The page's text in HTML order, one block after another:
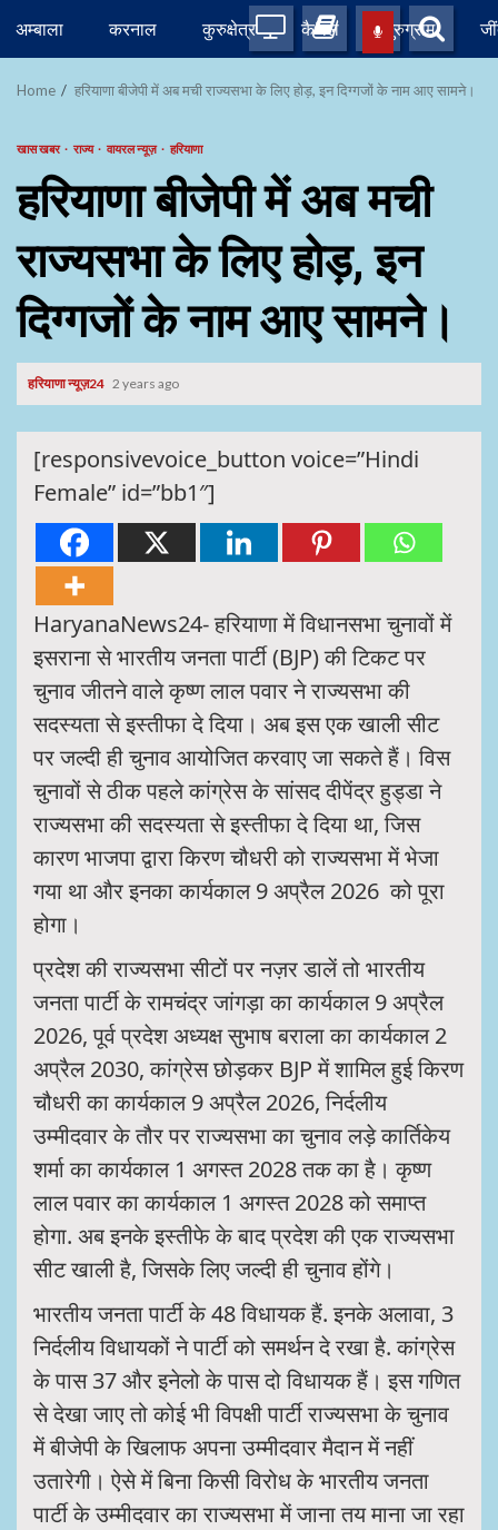
content
अम्बाला करनाल कुरुक्षेत्र कैथल गुरुग्राम
Home हरियाणा बीजेपी में अब मची राज्यसभा के लिए होड़, इन दिग्गजों के नाम आए सामने।
खास खबर राज्य वायरल न्यूज़ हरियाणा
हरियाणा बीजेपी में अब मची
राज्यसभा के लिए होड़, इन
दिग्गजों के नाम आए सामने।
हरियाणा न्यूज़24 2 years ago
[responsivevoice_button voice=”Hindi
Female” id=”bb1″]
HaryanaNews24- हरियाणा में विधानसभा चुनावों में
इसराना से भारतीय जनता पार्टी (BJP) की टिकट पर
चुनाव जीतने वाले कृष्ण लाल पवार ने राज्यसभा की
सदस्यता से इस्तीफा दे दिया। अब इस एक खाली सीट
पर जल्दी ही चुनाव आयोजित करवाए जा सकते हैं। विस
चुनावों से ठीक पहले कांग्रेस के सांसद दीपेंद्र हुड्डा ने
राज्यसभा की सदस्यता से इस्तीफा दे दिया था, जिस
कारण भाजपा द्वारा किरण चौधरी को राज्यसभा में भेजा
गया था और इनका कार्यकाल 9 अप्रैल 2026 को पूरा
होगा।
प्रदेश की राज्यसभा सीटों पर नज़र डालें तो भारतीय
जनता पार्टी के रामचंद्र जांगड़ा का कार्यकाल 9 अप्रैल
2026, पूर्व प्रदेश अध्यक्ष सुभाष बराला का कार्यकाल 2
अप्रैल 2030, कांग्रेस छोड़कर BJP में शामिल हुई किरण
चौधरी का कार्यकाल 9 अप्रैल 2026, निर्दलीय
उम्मीदवार के तौर पर राज्यसभा का चुनाव लड़े कार्तिकेय
शर्मा का कार्यकाल 1 अगस्त 2028 तक का है। कृष्ण
लाल पवार का कार्यकाल 1 अगस्त 2028 को समाप्त
होगा. अब इनके इस्तीफे के बाद प्रदेश की एक राज्यसभा
सीट खाली है, जिसके लिए जल्दी ही चुनाव होंगे।
भारतीय जनता पार्टी के 48 विधायक हैं. इनके अलावा, 3
निर्दलीय विधायकों ने पार्टी को समर्थन दे रखा है. कांग्रेस
के पास 37 और इनेलो के पास दो विधायक हैं। इस गणित
से देखा जाए तो कोई भी विपक्षी पार्टी राज्यसभा के चुनाव
में बीजेपी के खिलाफ अपना उम्मीदवार मैदान में नहीं
उतारेगी। ऐसे में बिना किसी विरोध के भारतीय जनता
पार्टी के उम्मीदवार का राज्यसभा में जाना तय माना जा रहा